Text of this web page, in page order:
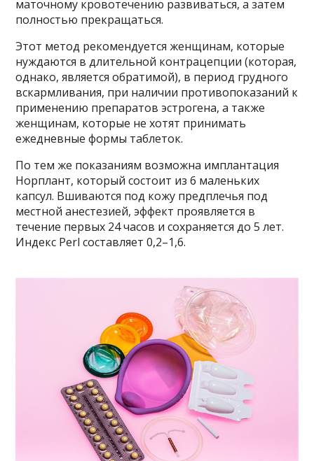
маточному кровотечению развиваться, а затем
полностью прекращаться.
Этот метод рекомендуется женщинам, которые
нуждаются в длительной контрацепции (которая,
однако, является обратимой), в период грудного
вскармливания, при наличии противопоказаний к
применению препаратов эстрогена, а также
женщинам, которые не хотят принимать
ежедневные формы таблеток.
По тем же показаниям возможна имплантация
Норплант, который состоит из 6 маленьких
капсул. Вшиваются под кожу предплечья под
местной анестезией, эффект проявляется в
течение первых 24 часов и сохраняется до 5 лет.
Индекс Perl составляет 0,2–1,6.